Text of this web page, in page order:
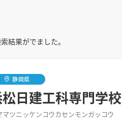
結果がでました。
静岡県
日建工科専門学校
マツニッケンコウカセンモンガッコウ